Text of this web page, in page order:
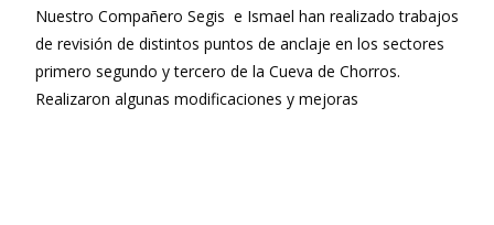
Nuestro Compañero Segis e Ismael han realizado trabajos
de revisión de distintos puntos de anclaje en los sectores
primero segundo y tercero de la Cueva de Chorros.
Realizaron algunas modificaciones y mejoras